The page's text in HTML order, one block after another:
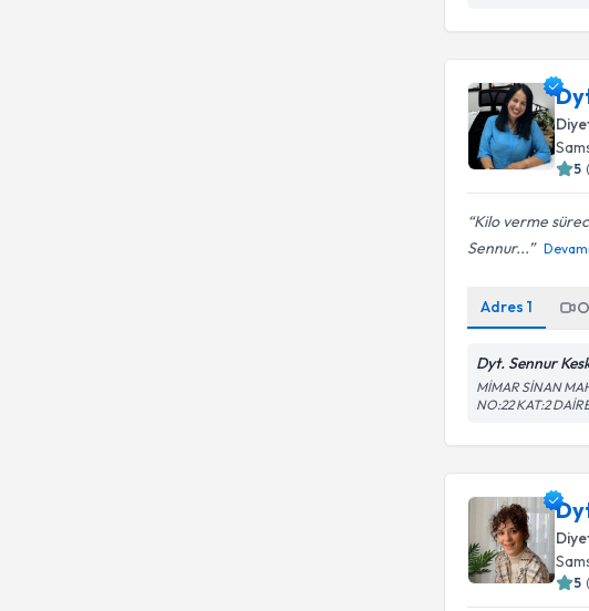
5
Kilo verme
Sennur...
Devamı
Adres1
Dyt. Sennur
MİMAR SİNAN
NO:22 KAT:2
5 (